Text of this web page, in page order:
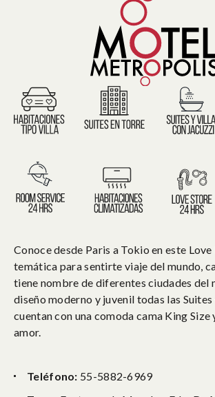
Conoce desde Paris a Tokio en este
temática para sentirte viaje del mundo,
tiene nombre de diferentes ciudades del
diseño moderno y juvenil todas las
cuentan con una comoda cama King Size
amor.
Teléfono: 55-5882-6969